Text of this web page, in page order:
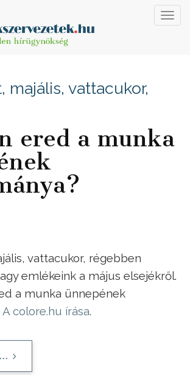
majális, vattacukor,
ered a munka
vattacukor, régebben
emlékeink a május elsejékről.
a munka ünnepének
A colore.hu írása.